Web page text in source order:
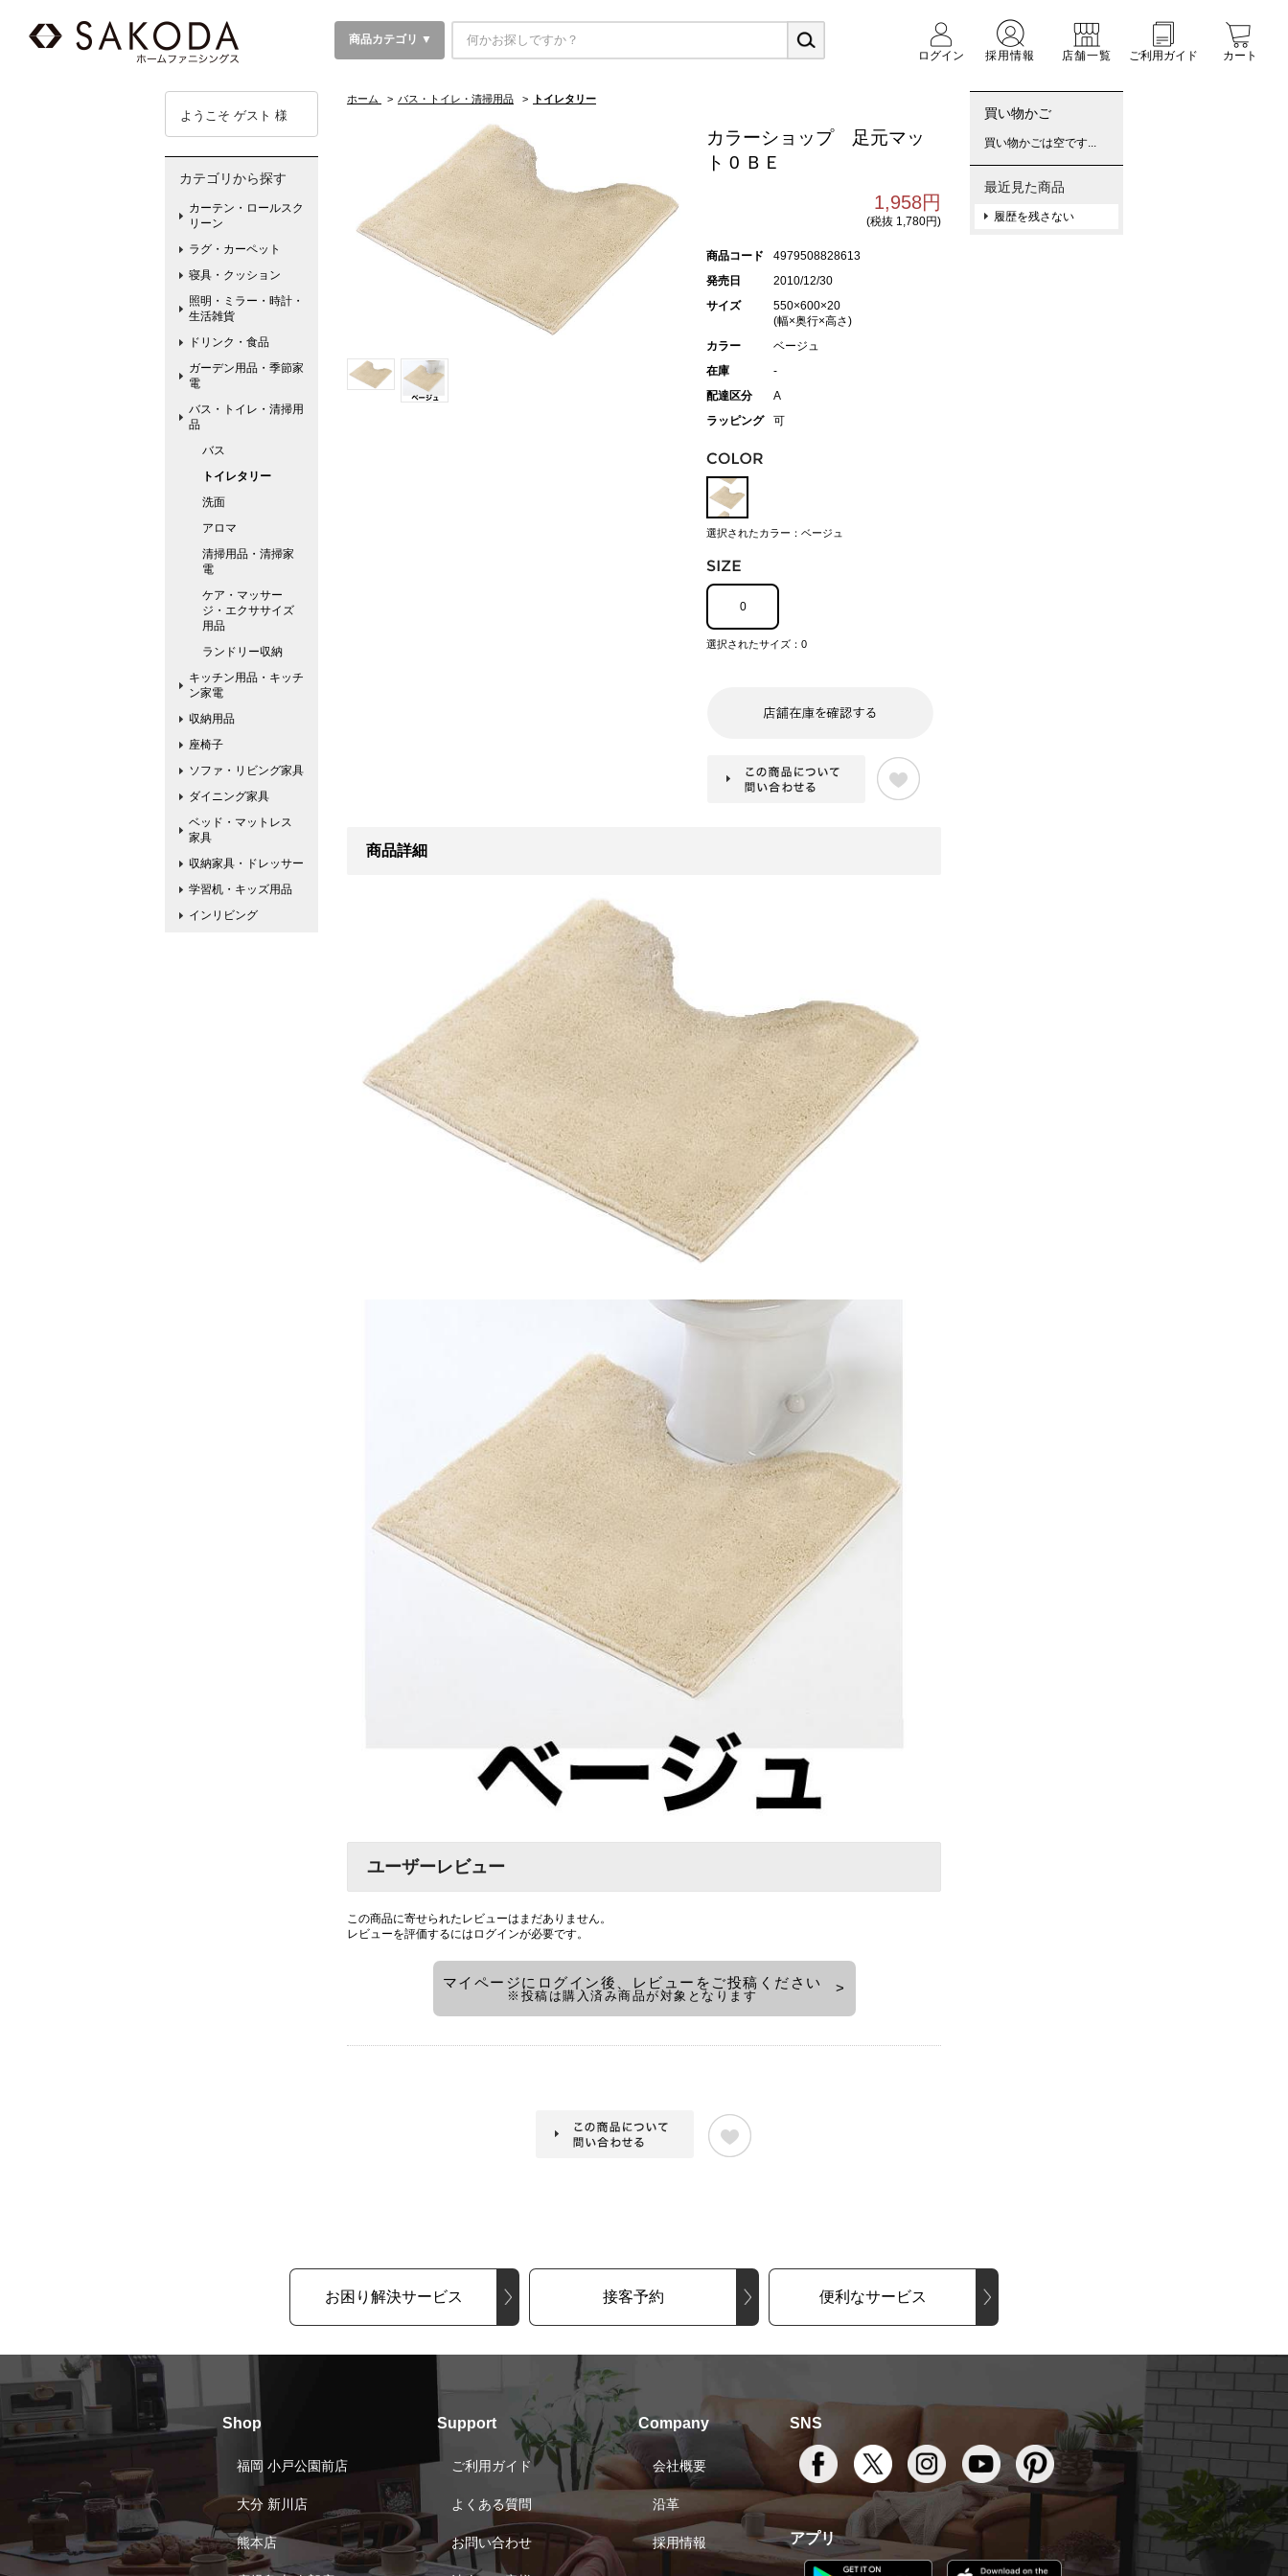
商品カテゴリ ▼
ログイン
採用情報 店舗一覧 ご利用ガイド カート
ホーム > バス・トイレ・清掃用品 > トイレタリー
カラーショップ 足元マッ
ト 0 ＢＥ
1,958円
(税抜 1,780円)
商品コード
4979508828613
発売日
2010/12/30
サイズ
550×600×20
(幅×奥行×高さ)
カラー
ベージュ
在庫
-
配達区分
A
ラッピング
可
選択されたカラー：ベージュ
0
選択されたサイズ：0
商品詳細
ユーザーレビュー
この商品に寄せられたレビューはまだありません。
レビューを評価するには ログインが必要です。
マイページにログイン後、レビューをご投稿ください
※投稿は購入済み商品が対象となります
ようこそ ゲスト 様
カテゴリから探す
カーテン・ロールスク
リーン
ラグ・カーペット
寝具・クッション
照明・ミラー・時計・
生活雑貨
ドリンク・食品
ガーデン用品・季節家
電
バス・トイレ・清掃用
品
バス
トイレタリー
洗面
アロマ
清掃用品・清掃家
電
ケア・マッサー
ジ・エクササイズ
用品
ランドリー収納
キッチン用品・キッチ
ン家電
収納用品
座椅子
ソファ・リビング家具
ダイニング家具
ベッド・マットレス
家具
収納家具・ドレッサー
学習机・キッズ用品
インリビング
買い物かご
買い物かごは空です...
最近見た商品
履歴を残さない
お困り解決サービス 接客予約 便利なサービス
Shop
福岡 小戸公園前店
大分 新川店
熊本店
Support
ご利用ガイド
よくある質問
お問い合わせ
Company
会社概要
沿革
採用情報
SNS
アプリ